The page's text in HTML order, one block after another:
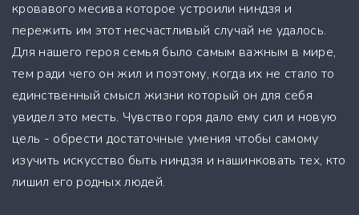
кровавого месива которое устроили ниндзя и
пережить им этот несчастливый случай не удалось.
Для нашего героя семья было самым важным в мире,
тем ради чего он жил и поэтому, когда их не стало то
единственный смысл жизни который он для себя
увидел это месть. Чувство горя дало ему сил и новую
цель - обрести достаточные умения чтобы самому
изучить искусство быть ниндзя и нашинковать тех, кто
лишил его родных людей.